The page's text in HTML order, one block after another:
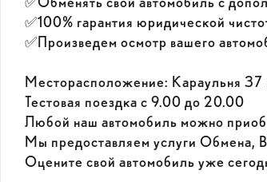
✅Обменять свой автомобиль с
✅100% гарантия юридической
✅Произведем осмотр вашего
Месторасположение: Караульня 37
Тестовая поездка с 9.00 до 20.00
Любой наш автомобиль можно
Мы предоставляем услуги Обмена,
Оцените свой автомобиль уже